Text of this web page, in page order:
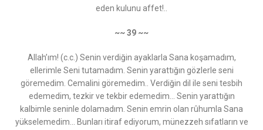
eden kulunu affet!..
~~ 39 ~~
Allah’ım! (c.c.) Senin verdiğin ayaklarla Sana koşamadım,
ellerimle Seni tutamadım. Senin yarattığın gözlerle seni
göremedim. Cemalini göremedim.. Verdiğin dil ile seni tesbih
edemedim, tezkir ve tekbir edemedim... Senin yarattığın
kalbimle seninle dolamadım. Senin emrin olan rûhumla Sana
yükselemedim... Bunları itiraf ediyorum, münezzeh sıfatların ve